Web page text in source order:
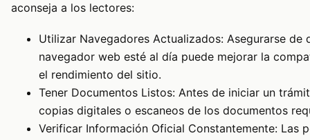
aconseja a los lectores:
Utilizar Navegadores Actualizados: Asegurarse de
navegador web esté al día puede mejorar la
el rendimiento del sitio.
Tener Documentos Listos: Antes de iniciar un
copias digitales o escaneos de los documentos
Verificar Información Oficial Constantemente: Las